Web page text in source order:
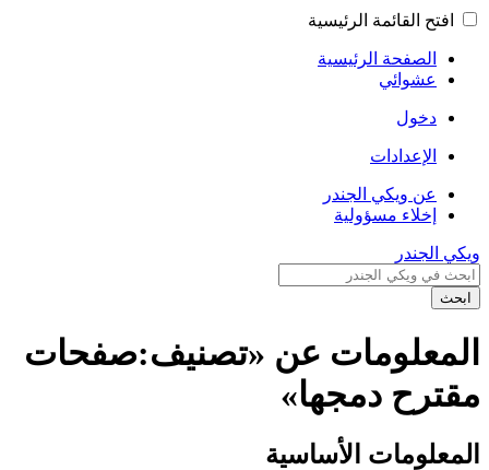
افتح القائمة الرئيسية
الصفحة الرئيسية
عشوائي
دخول
الإعدادات
عن ويكي الجندر
إخلاء مسؤولية
ويكي الجندر
ابحث
المعلومات عن «تصنيف:صفحات
مقترح دمجها»
المعلومات الأساسية